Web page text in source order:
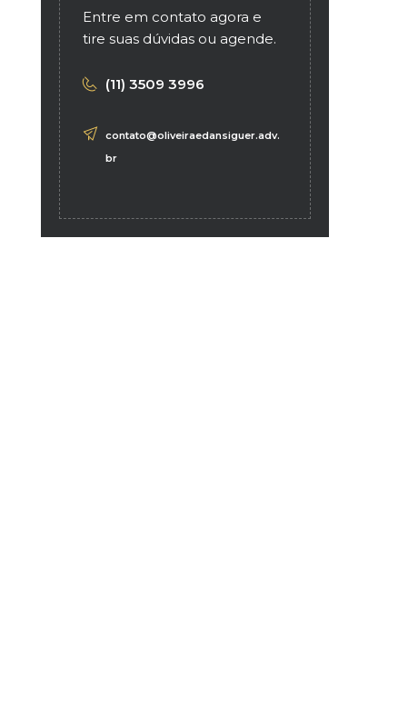
Entre em contato agora e
tire suas dúvidas ou agende.
(11) 3509 3996
contato@oliveiraedansiguer.adv.
br